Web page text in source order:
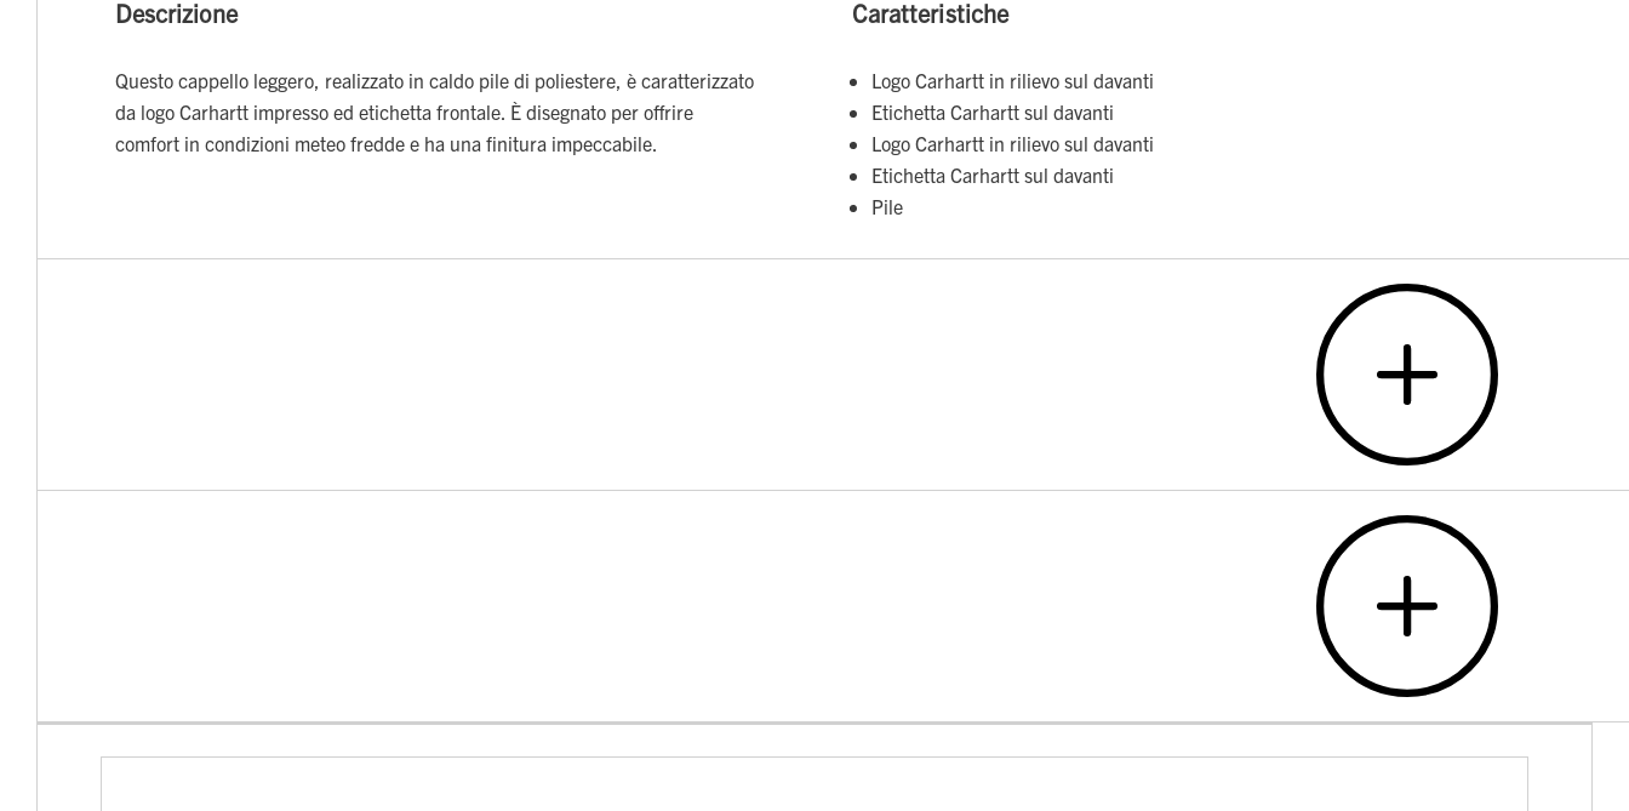
Descrizione
Questo cappello leggero, realizzato in caldo pile di poliestere, è caratterizzato
da logo Carhartt impresso ed etichetta frontale. È disegnato per offrire
comfort in condizioni meteo fredde e ha una finitura impeccabile.
Caratteristiche
Logo Carhartt in rilievo sul davanti
Etichetta Carhartt sul davanti
Logo Carhartt in rilievo sul davanti
Etichetta Carhartt sul davanti
Pile